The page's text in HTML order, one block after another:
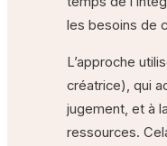
les besoins de
L’approche
créatrice), qui
jugement, et à
ressources.